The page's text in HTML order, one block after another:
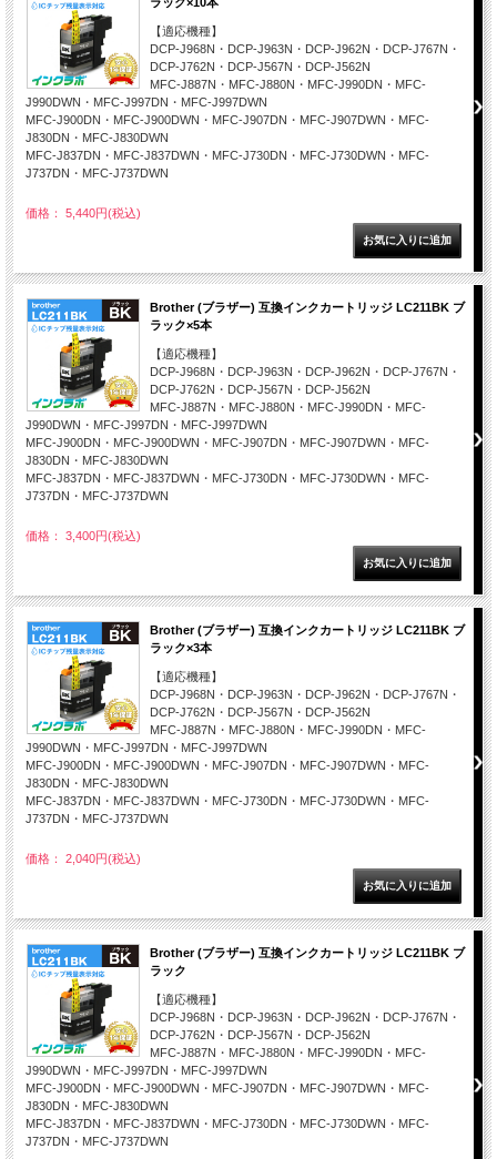
【適応機種】
DCP-J968N・DCP-J963N・DCP-J962N・DCP-J767N・
DCP-J762N・DCP-J567N・DCP-J562N
MFC-J887N・MFC-J880N・MFC-J990DN・MFC-
J990DWN・MFC-J997DN・MFC-J997DWN
MFC-J900DN・MFC-J900DWN・MFC-J907DN・MFC-J907DWN・MFC-
J830DN・MFC-J830DWN
MFC-J837DN・MFC-J837DWN・MFC-J730DN・MFC-J730DWN・MFC-
J737DN・MFC-J737DWN
価格： 5,440円(税込)
Brother (ブラザー) 互換インクカートリッジ LC211BK ブ
ラック×5本
【適応機種】
DCP-J968N・DCP-J963N・DCP-J962N・DCP-J767N・
DCP-J762N・DCP-J567N・DCP-J562N
MFC-J887N・MFC-J880N・MFC-J990DN・MFC-
J990DWN・MFC-J997DN・MFC-J997DWN
MFC-J900DN・MFC-J900DWN・MFC-J907DN・MFC-J907DWN・MFC-
J830DN・MFC-J830DWN
MFC-J837DN・MFC-J837DWN・MFC-J730DN・MFC-J730DWN・MFC-
J737DN・MFC-J737DWN
価格： 3,400円(税込)
Brother (ブラザー) 互換インクカートリッジ LC211BK ブ
ラック×3本
【適応機種】
DCP-J968N・DCP-J963N・DCP-J962N・DCP-J767N・
DCP-J762N・DCP-J567N・DCP-J562N
MFC-J887N・MFC-J880N・MFC-J990DN・MFC-
J990DWN・MFC-J997DN・MFC-J997DWN
MFC-J900DN・MFC-J900DWN・MFC-J907DN・MFC-J907DWN・MFC-
J830DN・MFC-J830DWN
MFC-J837DN・MFC-J837DWN・MFC-J730DN・MFC-J730DWN・MFC-
J737DN・MFC-J737DWN
価格： 2,040円(税込)
Brother (ブラザー) 互換インクカートリッジ LC211BK ブ
ラック
【適応機種】
DCP-J968N・DCP-J963N・DCP-J962N・DCP-J767N・
DCP-J762N・DCP-J567N・DCP-J562N
MFC-J887N・MFC-J880N・MFC-J990DN・MFC-
J990DWN・MFC-J997DN・MFC-J997DWN
MFC-J900DN・MFC-J900DWN・MFC-J907DN・MFC-J907DWN・MFC-
J830DN・MFC-J830DWN
MFC-J837DN・MFC-J837DWN・MFC-J730DN・MFC-J730DWN・MFC-
J737DN・MFC-J737DWN